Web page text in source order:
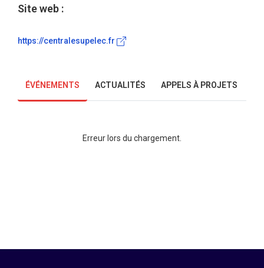
Site web :
https://centralesupelec.fr
ÉVÉNEMENTS ACTUALITÉS APPELS À PROJETS
Erreur lors du chargement.